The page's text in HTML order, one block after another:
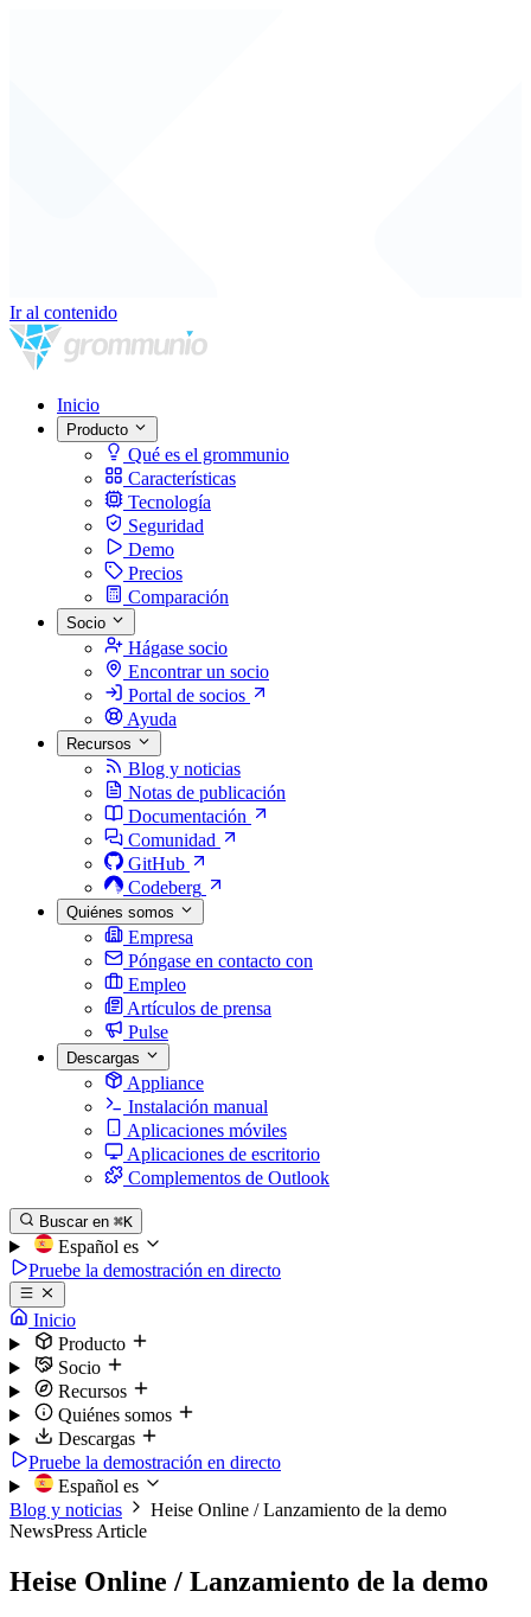
Ir al contenido
Inicio
Producto
Qué es el grommunio
Características
Tecnología
Seguridad
Demo
Precios
Comparación
Socio
Hágase socio
Encontrar un socio
Portal de socios
Ayuda
Recursos
Blog y noticias
Notas de publicación
Documentación
Comunidad
GitHub
Codeberg
Quiénes somos
Empresa
Póngase en contacto con
Empleo
Artículos de prensa
Pulse
Descargas
Appliance
Instalación manual
Aplicaciones móviles
Aplicaciones de escritorio
Complementos de Outlook
Buscar en ⌘K
Español es
Pruebe la demostración en directo
Inicio
Producto
Socio
Recursos
Quiénes somos
Descargas
Pruebe la demostración en directo
Español es
Blog y noticias
Heise Online / Lanzamiento de la demo
NewsPress Article
Heise Online / Lanzamiento de la demo